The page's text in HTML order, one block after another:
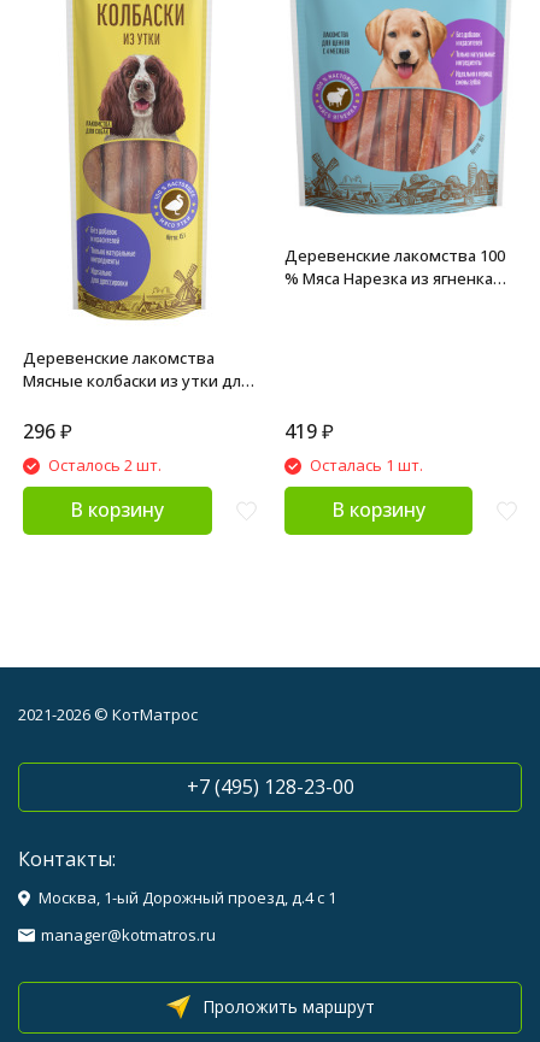
Деревенские лакомства
Мясные колбаски из утки для
296₽
Осталось 2 шт.
В корзину
Деревенские лакомства 100
% Мяса Нарезка из ягненка
419 ₽
Осталась 1 шт.
В корзину
2021-2026 © КотМатрос
+7 (495) 128-23-00
Контакты:
Москва, 1-ый Дорожный проезд, д.4 с 1
manager@kotmatros.ru
Проложить маршрут